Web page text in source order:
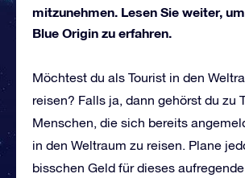
mitzunehmen. Lesen Sie weiter,
Blue Origin zu erfahren.
Möchtest du als Tourist in den
reisen? Falls ja, dann gehörst du zu
Menschen, die sich bereits
in den Weltraum zu reisen. Plane
bisschen Geld für dieses